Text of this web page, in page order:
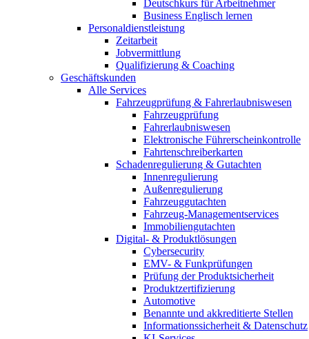
Deutschkurs für Arbeitnehmer
Business Englisch lernen
Personaldienstleistung
Zeitarbeit
Jobvermittlung
Qualifizierung & Coaching
Geschäftskunden
Alle Services
Fahrzeugprüfung & Fahrerlaubniswesen
Fahrzeugprüfung
Fahrerlaubniswesen
Elektronische Führerscheinkontrolle
Fahrtenschreiberkarten
Schadenregulierung & Gutachten
Innenregulierung
Außenregulierung
Fahrzeuggutachten
Fahrzeug-Managementservices
Immobiliengutachten
Digital- & Produktlösungen
Cybersecurity
EMV- & Funkprüfungen
Prüfung der Produktsicherheit
Produktzertifizierung
Automotive
Benannte und akkreditierte Stellen
Informationssicherheit & Datenschutz